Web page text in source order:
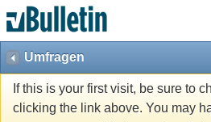
Umfragen
If this is your first visit, be sure to
clicking the link above. You may